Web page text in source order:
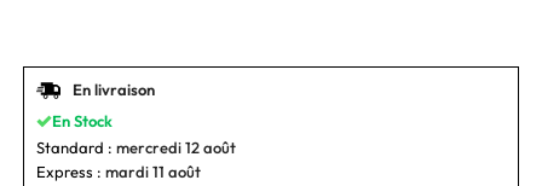
En livraison
En Stock
Standard : mercredi 12 août
Express : mardi 11 août